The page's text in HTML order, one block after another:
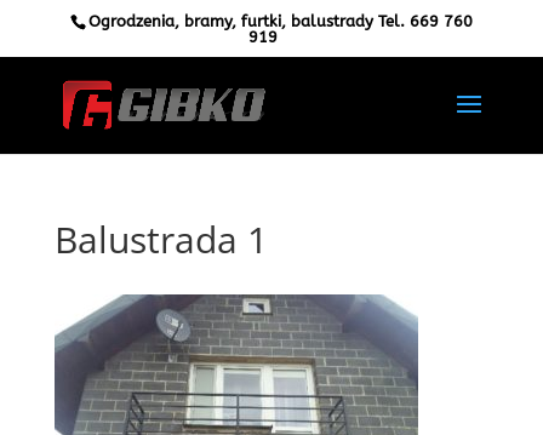
Ogrodzenia, bramy, furtki, balustrady Tel. 669 760
919
Balustrada 1